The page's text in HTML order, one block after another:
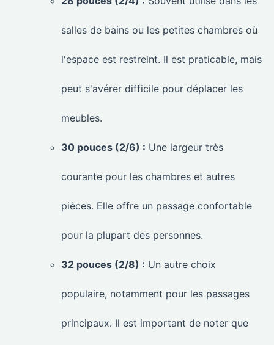
salles de bains ou les petites chambres où
l'espace est restreint. Il est praticable, mais
peut s'avérer difficile pour déplacer les
meubles.
30 pouces (2/6) : Une largeur très
courante pour les chambres et autres
pièces. Elle offre un passage confortable
pour la plupart des personnes.
32 pouces (2/8) : Un autre choix
populaire, notamment pour les passages
principaux. Il est important de noter que